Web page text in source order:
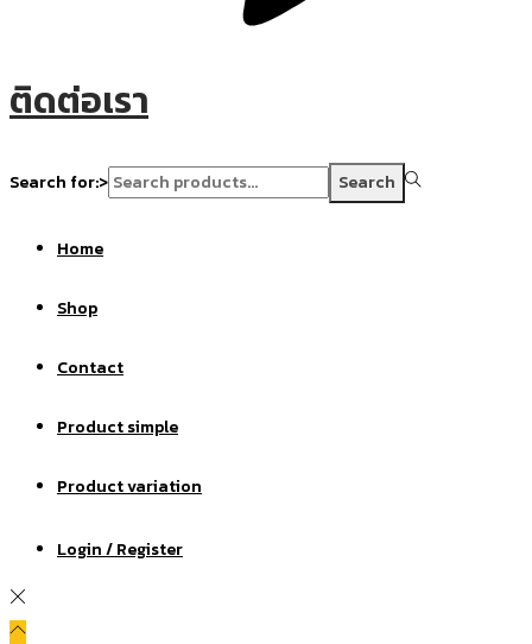
ติดต่อเรา
Search for:> Search
Home
Shop
Contact
Product simple
Product variation
Login / Register